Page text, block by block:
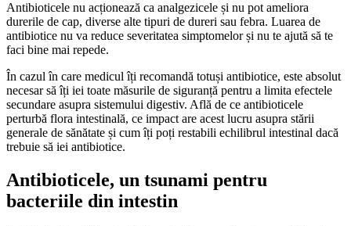
Antibioticele nu acționează ca analgezicele și nu pot ameliora
durerile de cap, diverse alte tipuri de dureri sau febra. Luarea de
antibiotice nu va reduce severitatea simptomelor și nu te ajută să te
faci bine mai repede.
În cazul în care medicul îți recomandă totuși antibiotice, este absolut
necesar să îți iei toate măsurile de siguranță pentru a limita efectele
secundare asupra sistemului digestiv. Află de ce antibioticele
perturbă flora intestinală, ce impact are acest lucru asupra stării
generale de sănătate și cum îți poți restabili echilibrul intestinal dacă
trebuie să iei antibiotice.
Antibioticele, un tsunami pentru
bacteriile din intestin